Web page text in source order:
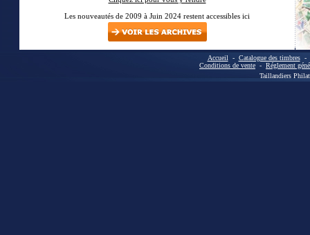
Les nouveautés de 2009 à Juin 2024 restent accessibles ici
Accueil - Catalogue des timbres-
Conditions de vente - Réglement
Taillandiers